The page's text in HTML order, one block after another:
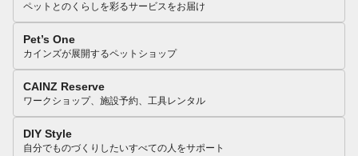
ペットとのくらしを彩るサービスをお届け
Pet’s One
カインズが展開するペットショップ
CAINZ Reserve
ワークショップ、施設予約、工具レンタル
DIY Style
自分でものづくりしたいすべての人をサポート